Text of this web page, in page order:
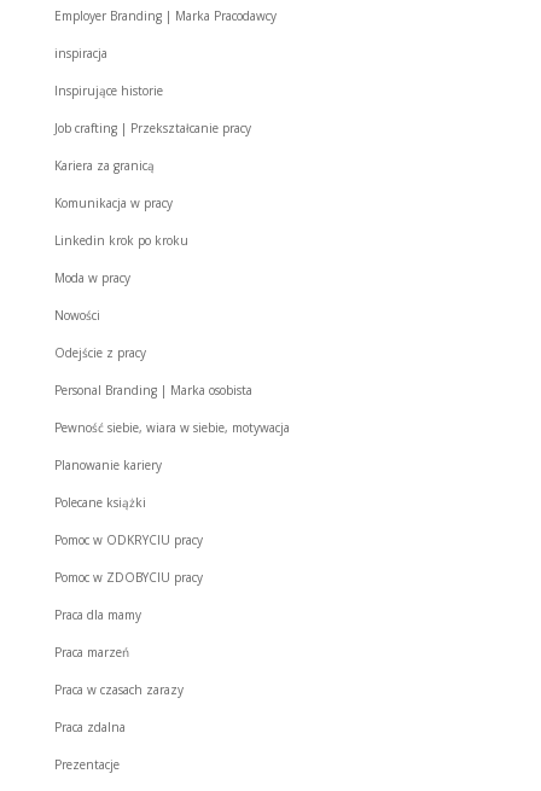
Employer Branding | Marka Pracodawcy
inspiracja
Inspirujące historie
Job crafting | Przekształcanie pracy
Kariera za granicą
Komunikacja w pracy
Linkedin krok po kroku
Moda w pracy
Nowości
Odejście z pracy
Personal Branding | Marka osobista
Pewność siebie, wiara w siebie, motywacja
Planowanie kariery
Polecane książki
Pomoc w ODKRYCIU pracy
Pomoc w ZDOBYCIU pracy
Praca dla mamy
Praca marzeń
Praca w czasach zarazy
Praca zdalna
Prezentacje